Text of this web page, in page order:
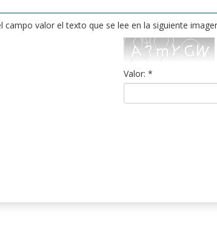
campo valor el texto que se lee en la siguiente
Valor: *